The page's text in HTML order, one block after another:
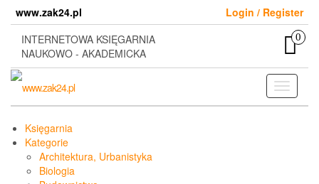
content
www.zak24.pl
Login / Register
INTERNETOWA KSIĘGARNIA
NAUKOWO - AKADEMICKA
0
Toggle
Księgarnia
Kategorie
Architektura, Urbanistyka
Biologia